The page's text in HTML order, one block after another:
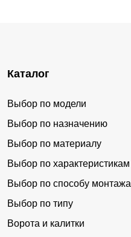
Каталог
Выбор по модели
Выбор по назначению
Выбор по материалу
Выбор по характеристикам
Выбор по способу монтажа
Выбор по типу
Ворота и калитки